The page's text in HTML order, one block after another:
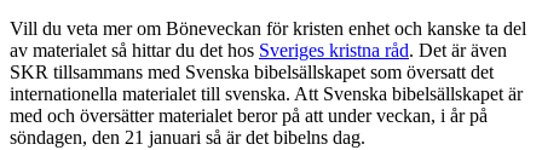
Vill du veta mer om Böneveckan för kristen enhet och kanske ta del
av materialet så hittar du det hos Sveriges kristna råd. Det är även
SKR tillsammans med Svenska bibelsällskapet som översatt det
internationella materialet till svenska. Att Svenska bibelsällskapet är
med och översätter materialet beror på att under veckan, i år på
söndagen, den 21 januari så är det bibelns dag.